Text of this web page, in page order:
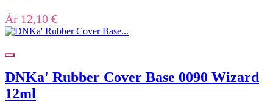
Ár 12,10 €
DNKa' Rubber Cover Base 0090 Wizard
12ml